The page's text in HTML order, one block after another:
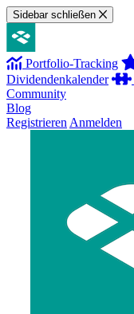
Sidebar schließen
Portfolio-Tracking
Dividendenkalender
Community
Blog
Registrieren Anmelden